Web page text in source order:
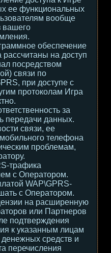
ее функциональных
вообще
вашего
обеспечение
рассчитаны на доступ
посредством
связи по
при доступе с
протоколам Игра
за
передачи данных.
связи, ее
телефона
проблемам,
трафика
с Оператором.
WAP\GPRS-
с Оператором.
на расширенную
или Партнеров
подтверждения
к указанным лицам
средств и
перечисления